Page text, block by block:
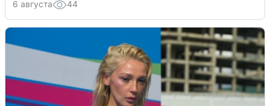
6 августа 44